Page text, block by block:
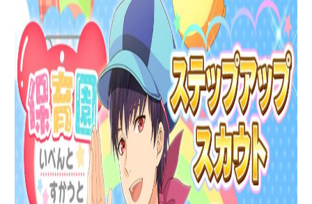
イベント・キャンペーン
ミュージック
グッズ・本
ギャラリー
アプリゲーム
イベント・キャンペーン
ミュージック
グッズ・本
ギャラリー